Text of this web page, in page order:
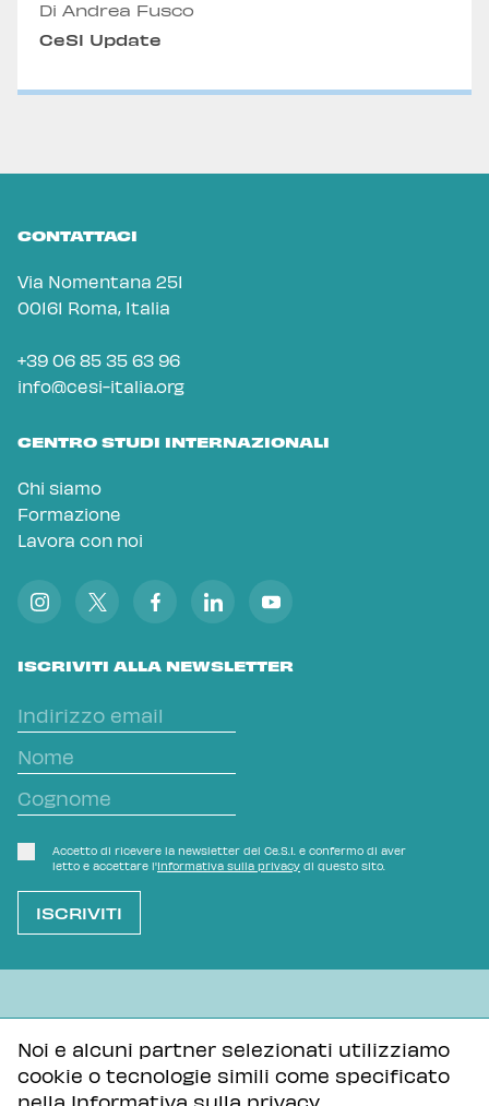
Noi e alcuni partner selezionati utilizziamo
cookie o tecnologie simili come specificato
nella Informativa sulla privacy
Di Andrea Fusco
CeSI Update
CONTATTACI
Via Nomentana 251
00161 Roma, Italia
+39 06 85 35 63 96
info@cesi-italia.org
CENTRO STUDI INTERNAZIONALI
Chi siamo
Formazione
Lavora con noi
ISCRIVITI ALLA NEWSLETTER
Accetto di ricevere la newsletter del Ce.S.I. e confermo di aver
letto e accettare l'Informativa sulla privacy di questo sito.
Informativa sulla privacy
Tutti i contenuti di questa pagina sono distribuiti con